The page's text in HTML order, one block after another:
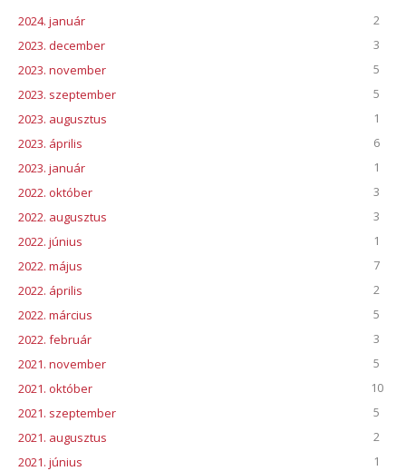
2024. január
2
2023. december
3
2023. november
5
2023. szeptember
5
2023. augusztus
1
2023. április
6
2023. január
1
2022. október
3
2022. augusztus
3
2022. június
1
2022. május
7
2022. április
2
2022. március
5
2022. február
3
2021. november
5
2021. október
10
2021. szeptember
5
2021. augusztus
2
2021. június
1